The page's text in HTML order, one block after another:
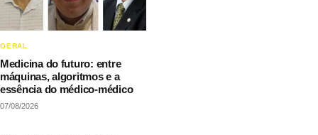
GERAL
Medicina do futuro: entre
máquinas, algoritmos e a
essência do médico-médico
07/08/2026